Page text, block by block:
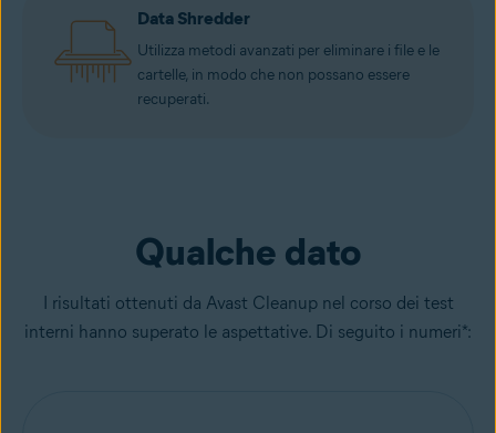
Data Shredder
Utilizza metodi avanzati per eliminare i file e le
cartelle, in modo che non possano essere
recuperati.
Qualche dato
I risultati ottenuti da Avast Cleanup nel corso dei test
interni hanno superato le aspettative. Di seguito i numeri*: